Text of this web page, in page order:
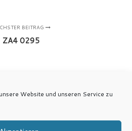
Website und unseren Service zu
BEITRAG
ZA4 0295